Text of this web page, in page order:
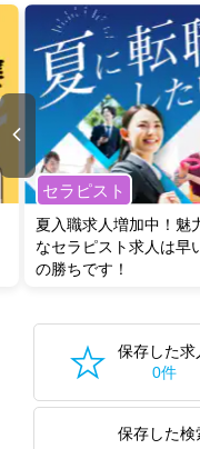
セラピスト
夏入職求人増加中！魅
なセラピスト求人は早
の勝ちです！
保存した求
0件
保存した検